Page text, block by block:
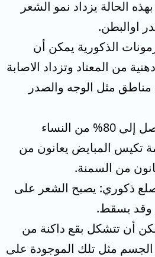
الحالة يزداد نمو الشعر
اوالبطن.
الذكورية يمكن أن
من المعتاد وتزداد الاصابة
مثل الوجه والصدر
زيادة الوزن: ما يصل إلى 80% من النساء
تكيس المبايض يعانون من
من السمنة.
ذكوري: يصبح الشعر على
وقد يسقط.
أن تتشكل بقع داكنة من
الجسم مثل تلك الموجودة على